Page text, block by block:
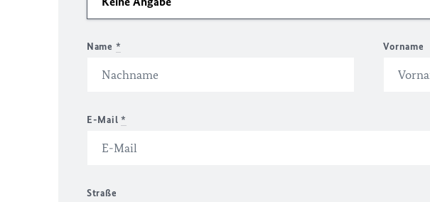
Name * Vorname
E-Mail *
Straße